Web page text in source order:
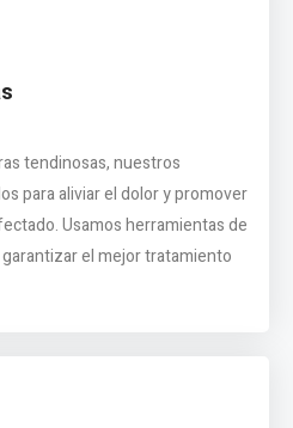
tendinosas, nuestros
para aliviar el dolor y promover
Usamos herramientas de
el mejor tratamiento